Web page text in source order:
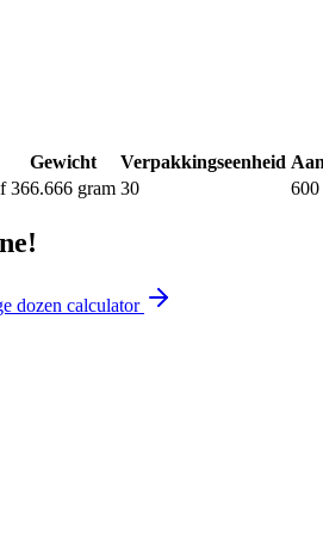
Gewicht Verpakkingseenheid
366.666 gram 30 600
dozen calculator